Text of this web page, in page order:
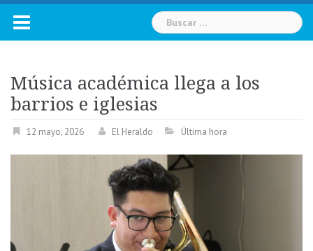
Buscar:
Música académica llega a los
barrios e iglesias
12 mayo, 2026 El Heraldo Última hora